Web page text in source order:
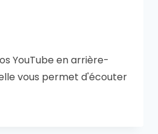
YouTube en arrière-
vous permet d'écouter